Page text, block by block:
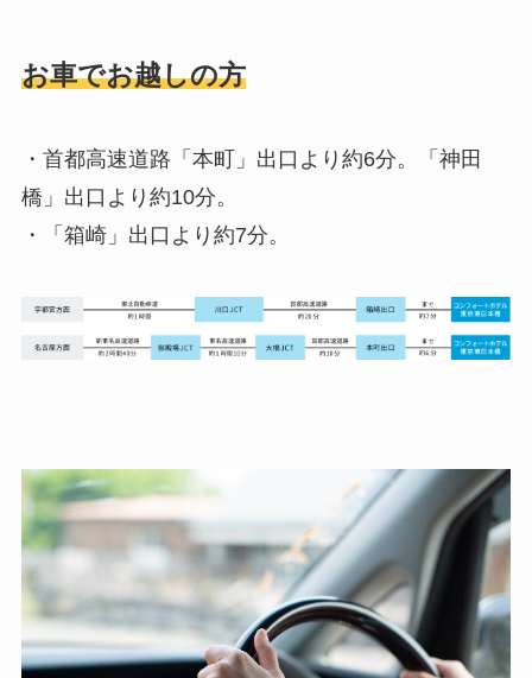
お車でお越しの方
・ 首都高速道路「本町」出口より約6分。「神田
橋」出口より約10分。
・「箱崎」出口より約7分。